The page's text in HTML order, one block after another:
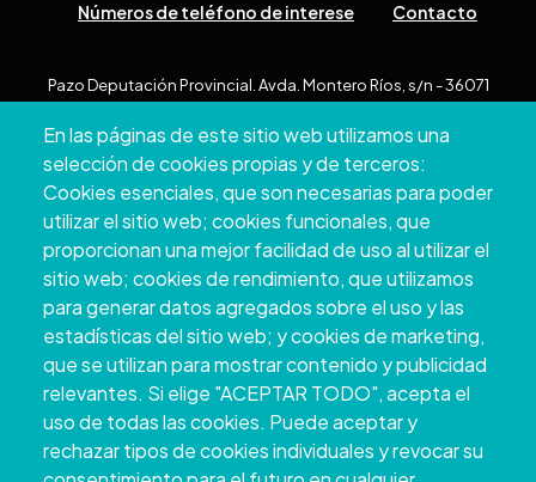
En las páginas de este sitio web utilizamos una
selección de cookies propias y de terceros:
Cookies esenciales, que son necesarias para poder
utilizar el sitio web; cookies funcionales, que
proporcionan una mejor facilidad de uso al utilizar el
sitio web; cookies de rendimiento, que utilizamos
para generar datos agregados sobre el uso y las
estadísticas del sitio web; y cookies de marketing,
que se utilizan para mostrar contenido y publicidad
relevantes. Si elige "ACEPTAR TODO", acepta el
uso de todas las cookies. Puede aceptar y
rechazar tipos de cookies individuales y revocar su
Números de teléfono de interese
Contacto
Pazo Deputación Provincial. Avda. Montero Ríos, s/n - 36071
+34 986 804 100 | +34 986 804 124
Copyright © 2026. Deputación Provincial de
Pontevedra. Todos os dereitos reservados